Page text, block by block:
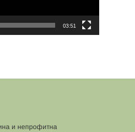
03:51
и непрофитна